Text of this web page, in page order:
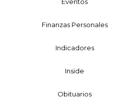
Finanzas Personales
Indicadores
Inside
Obituarios